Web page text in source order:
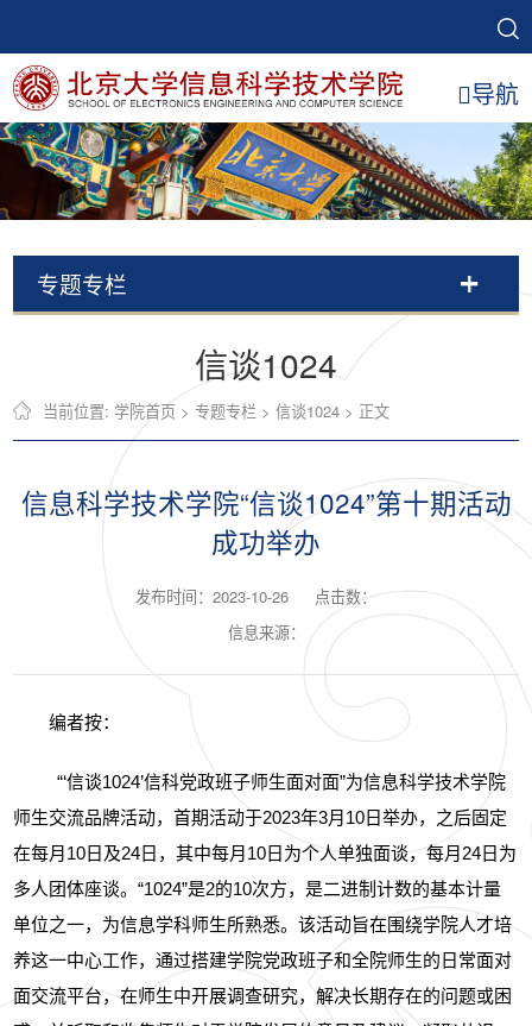
导航
专题专栏
信谈1024
当前位置:学院首页 >专题专栏 >信谈1024 > 正文
信息科学技术学院“信谈1024”第十期活动
成功举办
发布时间：2023-10-26
点击数：
信息来源：
编者按：
“‘信谈1024’信科党政班子师生面对面”为信息科学技术学院
师生交流品牌活动，首期活动于2023年3月 10日举办，之后固定
在每月 10日及24日，其中每月 10日为个人单独面谈，每月 24日为
多人团体座谈。“1024”是2的10次方，是二进制计数的基本计量
单位之一，为信息学科师生所熟悉。该活动旨在围绕学院人才培
养这一中心工作，通过搭建学院党政班子和全院师生的日常面对
面交流平台，在师生中开展调查研究，解决长期存在的问题或困